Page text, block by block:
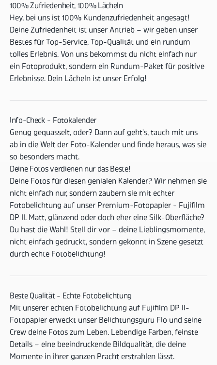
100% Zufriedenheit, 100% Lächeln
Hey, bei uns ist 100% Kundenzufriedenheit angesagt!
Deine Zufriedenheit ist unser Antrieb – wir geben unser
Bestes für Top-Service, Top-Qualität und ein rundum
tolles Erlebnis. Von uns bekommst du nicht einfach nur
ein Fotoprodukt, sondern ein Rundum-Paket für positive
Erlebnisse. Dein Lächeln ist unser Erfolg!
Info-Check - Fotokalender
Genug gequasselt, oder? Dann auf geht's, tauch mit uns
ab in die Welt der Foto-Kalender und finde heraus, was sie
so besonders macht.
Deine Fotos verdienen nur das Beste!
Deine Fotos für diesen genialen Kalender? Wir nehmen sie
nicht einfach nur, sondern zaubern sie mit echter
Fotobelichtung auf unser Premium-Fotopapier - Fujifilm
DP II. Matt, glänzend oder doch eher eine Silk-Oberfläche?
Du hast die Wahl! Stell dir vor – deine Lieblingsmomente,
nicht einfach gedruckt, sondern gekonnt in Szene gesetzt
durch echte Fotobelichtung!
Beste Qualität - Echte Fotobelichtung
Mit unserer echten Fotobelichtung auf Fujifilm DP II-
Fotopapier erweckt unser Belichtungsguru Flo und seine
Crew deine Fotos zum Leben. Lebendige Farben, feinste
Details – eine beeindruckende Bildqualität, die deine
Momente in ihrer ganzen Pracht erstrahlen lässt.